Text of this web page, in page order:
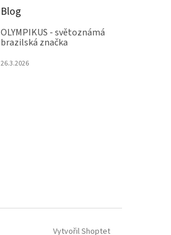
Blog
OLYMPIKUS - světoznámá
brazilská značka
26.3.2026
Vytvořil Shoptet